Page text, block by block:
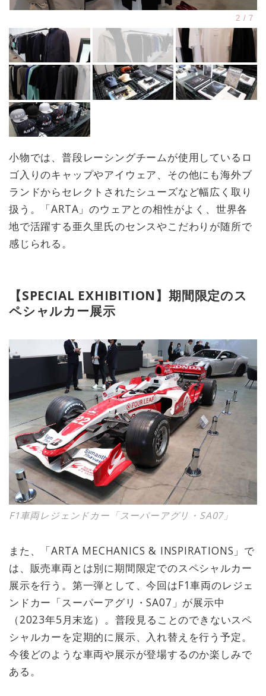
小物では、普段レーシングチームが使用しているロ
ゴ入りのキャップやアイウェア、その他にも海外ブ
ランドからセレクトされたシューズなど幅広く取り
扱う。「ARTA」のウェアとの相性がよく、世界各
地で活躍する亜久里氏のセンスやこだわりが随所で
感じられる。
【SPECIAL EXHIBITION】期間限定のス
ペシャルカー展示
F1車両レジェンドカー「スーパーアグリ・SA07」
また、「ARTA MECHANICS & INSPIRATIONS」で
は、販売車両とは別に期間限定でのスペシャルカー
展示を行う。第一弾として、今回はF1車両のレジェ
ンドカー「スーパーアグリ・SA07」が展示中
（2023年5月末迄）。普段見ることのできないスペ
シャルカーを定期的に展示、入れ替えを行う予定。
今後どのような車両や展示が登場するのか楽しみで
ある。